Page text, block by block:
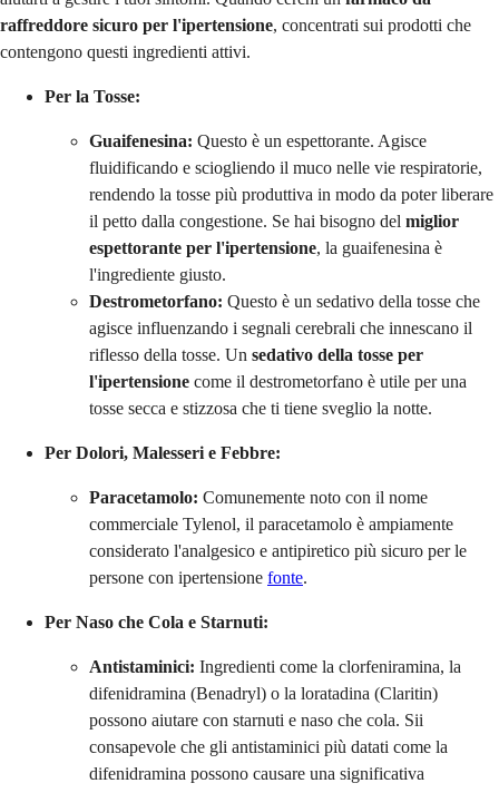
raffreddore sicuro per l'ipertensione, concentrati sui prodotti che
contengono questi ingredienti attivi.
Per la Tosse:
Guaifenesina: Questo è un espettorante. Agisce
fluidificando e sciogliendo il muco nelle vie respiratorie,
rendendo la tosse più produttiva in modo da poter liberare
il petto dalla congestione. Se hai bisogno del miglior
espettorante per l'ipertensione, la guaifenesina è
l'ingrediente giusto.
Destrometorfano: Questo è un sedativo della tosse che
agisce influenzando i segnali cerebrali che innescano il
riflesso della tosse. Un sedativo della tosse per
l'ipertensione come il destrometorfano è utile per una
tosse secca e stizzosa che ti tiene sveglio la notte.
Per Dolori, Malesseri e Febbre:
Paracetamolo: Comunemente noto con il nome
commerciale Tylenol, il paracetamolo è ampiamente
considerato l'analgesico e antipiretico più sicuro per le
persone con ipertensione fonte.
Per Naso che Cola e Starnuti:
Antistaminici: Ingredienti come la clorfeniramina, la
difenidramina (Benadryl) o la loratadina (Claritin)
possono aiutare con starnuti e naso che cola. Sii
consapevole che gli antistaminici più datati come la
difenidramina possono causare una significativa